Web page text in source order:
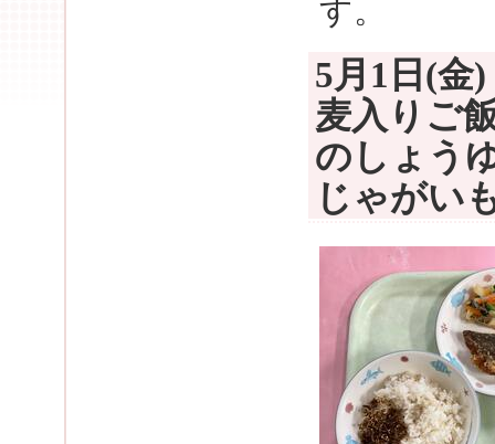
す。
5月1日(
麦入りご
のしょう
じゃがい